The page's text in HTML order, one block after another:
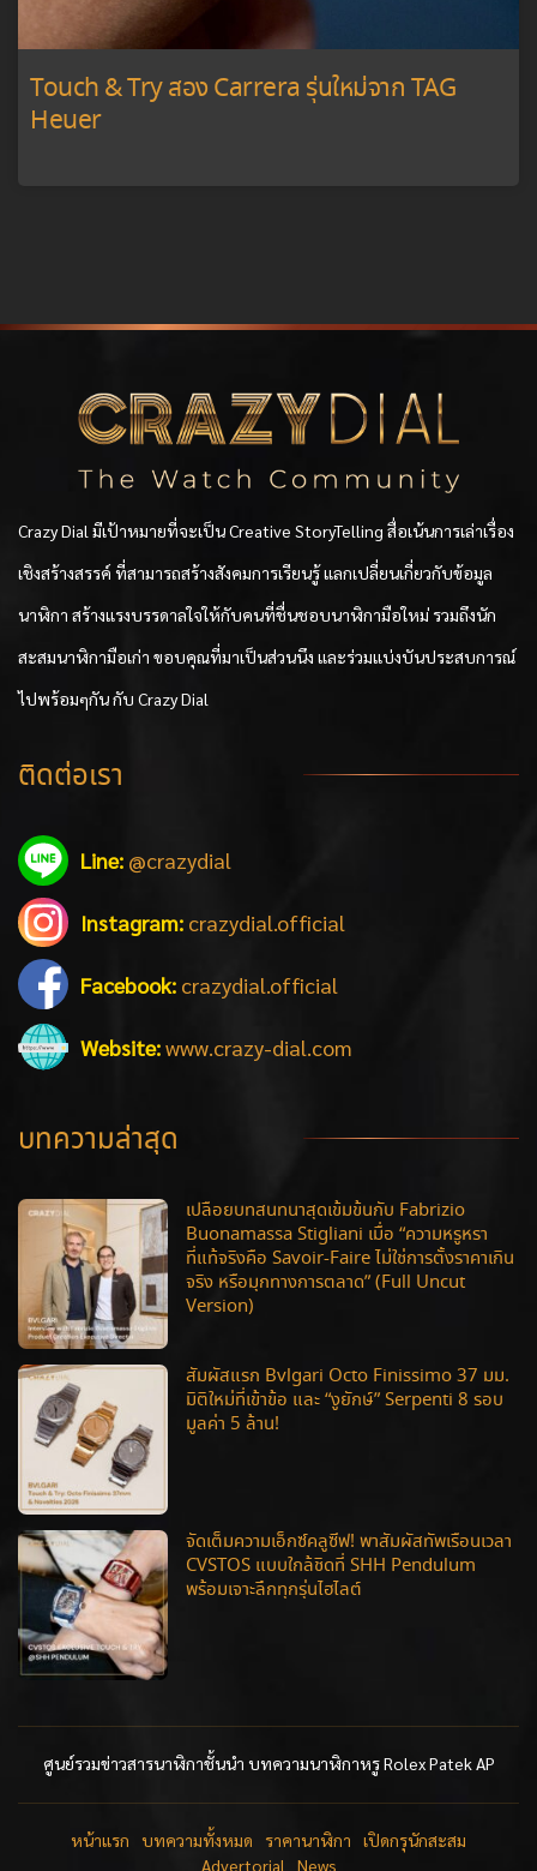
Touch & Try สอง Carrera รุ่นใหม่จาก TAG
Heuer
Crazy Dial มีเป้าหมายที่จะเป็น Creative StoryTelling สื่อเน้นการเล่าเรื่อง
เชิงสร้างสรรค์ ที่สามารถสร้างสังคมการเรียนรู้ แลกเปลี่ยนเกี่ยวกับข้อมูล
นาฬิกา สร้างแรงบรรดาลใจให้กับคนที่ชื่นชอบนาฬิกามือใหม่ รวมถึงนัก
สะสมนาฬิกามือเก่า ขอบคุณที่มาเป็นส่วนนึง และร่วมแบ่งบันประสบการณ์
ไปพร้อมๆกัน กับ Crazy Dial
ติดต่อเรา
Line: @crazydial
Instagram: crazydial.official
Facebook: crazydial.official
Website:www.crazy-dial.com
บทความล่าสุด
เปลือยบทสนทนาสุดเข้มข้นกับ Fabrizio
Buonamassa Stigliani เมื่อ “ความหรูหรา
ที่แท้จริงคือ Savoir-Faire ไม่ใช่การตั้งราคาเกิน
จริง หรือมุกทางการตลาด” (Full Uncut
Version)
สัมผัสแรก Bvlgari Octo Finissimo 37 มม.
มิติใหม่ที่เข้าข้อ และ “งูยักษ์” Serpenti 8 รอบ
มูลค่า 5 ล้าน!
จัดเต็มความเอ็กซ์คลูซีฟ! พาสัมผัสทัพเรือนเวลา
CVSTOS แบบใกล้ชิดที่ SHH Pendulum
พร้อมเจาะลึกทุกรุ่นไฮไลต์
ศูนย์รวมข่าวสารนาฬิกาชั้นนำ บทความนาฬิกาหรู Rolex Patek AP
หน้าแรก บทความทั้งหมด ราคานาฬิกา
เปิดกรุนักสะสม
Advertorial
News